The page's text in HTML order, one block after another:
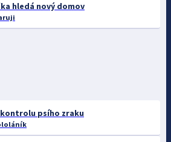
hledá nový domov
psího zraku